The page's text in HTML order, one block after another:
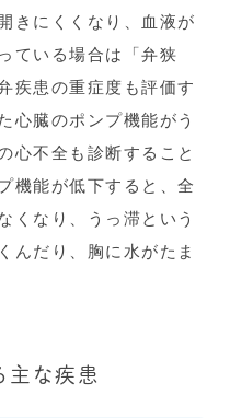
きにくくなり、血液が
ている場合は「弁狭
疾患の重症度も評価す
心臓のポンプ機能がう
心不全も診断すること
機能が低下すると、全
くなり、うっ滞という
んだり、胸に水がたま
主な疾患